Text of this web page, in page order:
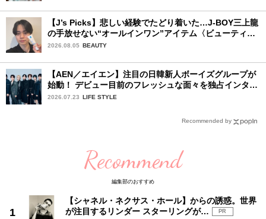
【J’s Picks】悲しい経験でたどり着いた…J-BOY三上龍
の手放せない“オールインワン”アイテム〈ビューティ＆
ファッション夏の必需品〉
2026.08.05 BEAUTY
【AEN／エイエン】注目の日韓新人ボーイズグループが
始動！ デビュー目前のフレッシュな面々を独占インタビ
ュー。7人の魅力に迫ります♪
2026.07.23 LIFE STYLE
Recommended by
Recommend
編集部のおすすめ
【シャネル・ネクサス・ホール】からの誘惑。世界
が注目するリンダー スターリングが…
PR